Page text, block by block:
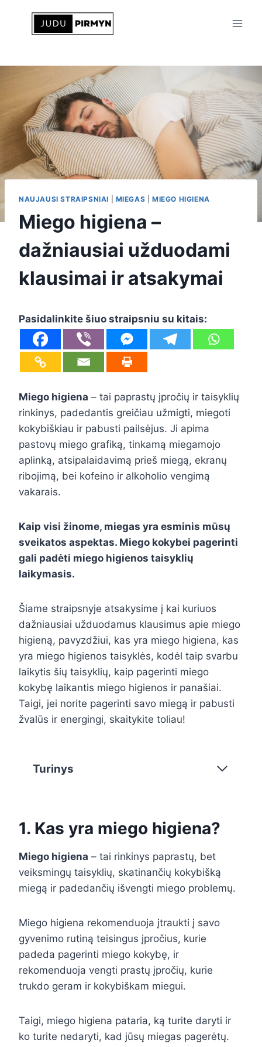
content
NAUJAUSI STRAIPSNIAI MIEGAS |MIEGO HIGIENA
Miego higiena –
dažniausiai užduodami
klausimai ir atsakymai
Pasidalinkite šiuo straipsniu su kitais:
Miego higiena – tai paprastų įpročių ir taisyklių
rinkinys, padedantis greičiau užmigti, miegoti
kokybiškiau ir pabusti pailsėjus. Ji apima
pastovų miego grafiką, tinkamą miegamojo
aplinką, atsipalaidavimą prieš miegą, ekranų
ribojimą, bei kofeino ir alkoholio vengimą
vakarais.
Kaip visi žinome, miegas yra esminis mūsų
sveikatos aspektas. Miego kokybei pagerinti
gali padėti miego higienos taisyklių
laikymasis.
Šiame straipsnyje atsakysime į kai kuriuos
dažniausiai užduodamus klausimus apie miego
higieną, pavyzdžiui, kas yra miego higiena, kas
yra miego higienos taisyklės, kodėl taip svarbu
laikytis šių taisyklių, kaip pagerinti miego
kokybę laikantis miego higienos ir panašiai.
Taigi, jei norite pagerinti savo miegą ir pabusti
žvalūs ir energingi, skaitykite toliau!
Turinys
1. Kas yra miego higiena?
Miego higiena – tai rinkinys paprastų, bet
veiksmingų taisyklių, skatinančių kokybišką
miegą ir padedančių išvengti miego problemų.
Miego higiena rekomenduoja įtraukti į savo
gyvenimo rutiną teisingus įpročius, kurie
padeda pagerinti miego kokybę, ir
rekomenduoja vengti prastų įpročių, kurie
trukdo geram ir kokybiškam miegui.
Taigi, miego higiena pataria, ką turite daryti ir
ko turite nedaryti, kad jūsų miegas pagerėtų.